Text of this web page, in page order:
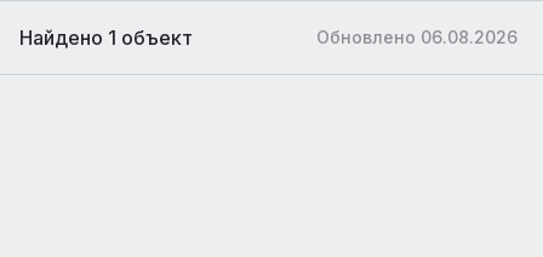
Обновлено 06.08.2026
Найдено 1 объект